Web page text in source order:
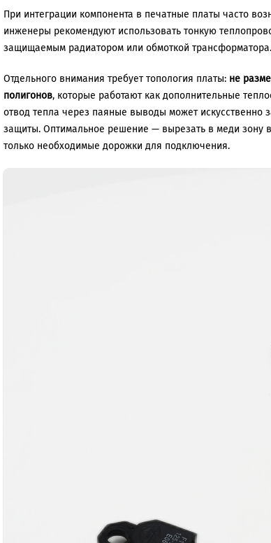
При интеграции компонента в печатные платы часто
инженеры рекомендуют использовать тонкую
защищаемым радиатором или обмоткой
Отдельного внимания требует топология платы: не
полигонов, которые работают как дополнительные
отвод тепла через паяные выводы может искусственно
защиты. Оптимальное решение — вырезать в меди зону
только необходимые дорожки для подключения.